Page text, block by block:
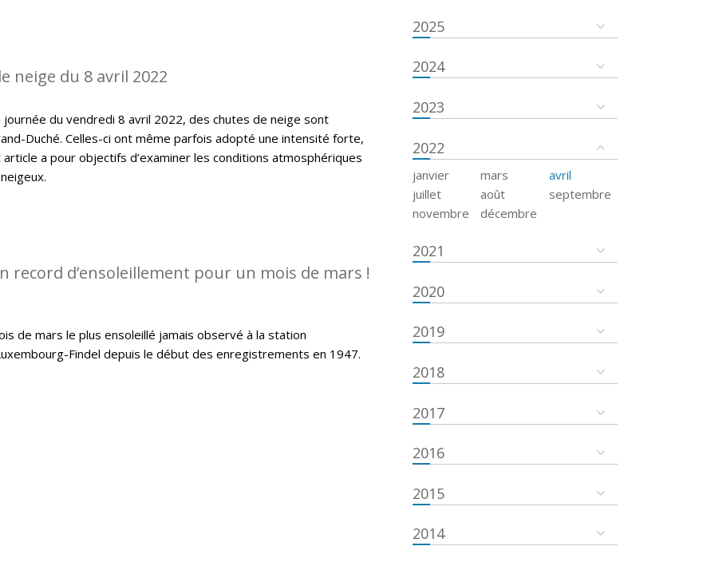
neige du 8 avril 2022
du vendredi 8 avril 2022, des chutes de neige sont
Duché. Celles-ci ont même parfois adopté une intensité forte,
a pour objectifs d’examiner les conditions atmosphériques
record d’ensoleillement pour un mois de mars !
de mars le plus ensoleillé jamais observé à la station
Findel depuis le début des enregistrements en 1947.
2025
2024
2023
2022
janvier mars
avril
juillet
août
septembre
novembre
décembre
2021
2020
2019
2018
2017
2016
2015
2014